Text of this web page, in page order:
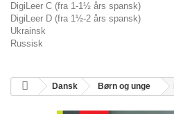
DigiLeer C (fra 1-1½ års spansk)
DigiLeer D (fra 1½-2 års spansk)
Ukrainsk
Russisk
Dansk Børn og unge